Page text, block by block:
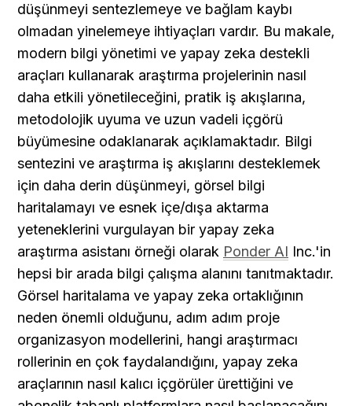
düşünmeyi sentezlemeye ve bağlam kaybı
olmadan yinelemeye ihtiyaçları vardır. Bu makale,
modern bilgi yönetimi ve yapay zeka destekli
araçları kullanarak araştırma projelerinin nasıl
daha etkili yönetileceğini, pratik iş akışlarına,
metodolojik uyuma ve uzun vadeli içgörü
büyümesine odaklanarak açıklamaktadır. Bilgi
sentezini ve araştırma iş akışlarını desteklemek
için daha derin düşünmeyi, görsel bilgi
haritalamayı ve esnek içe/dışa aktarma
yeteneklerini vurgulayan bir yapay zeka
araştırma asistanı örneği olarak Ponder AI Inc.'in
hepsi bir arada bilgi çalışma alanını tanıtmaktadır.
Görsel haritalama ve yapay zeka ortaklığının
neden önemli olduğunu, adım adım proje
organizasyon modellerini, hangi araştırmacı
rollerinin en çok faydalandığını, yapay zeka
araçlarının nasıl kalıcı içgörüler ürettiğini ve